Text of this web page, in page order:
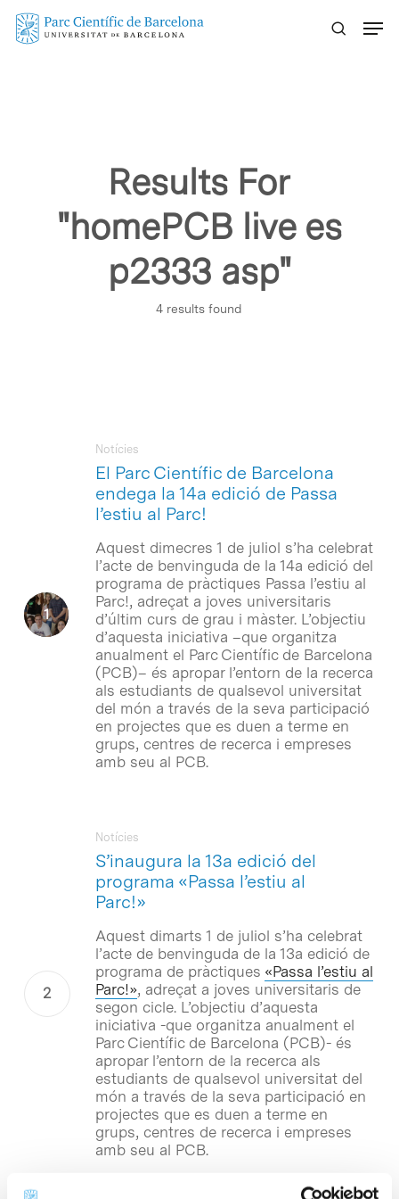
Skip
Results For
"homePCB live es
p2333 asp"
4 results found
El Parc Científic de Barcelona
endega la 14a edició de Passa
l’estiu al Parc!
Notícies
Aquest dimecres 1 de juliol s’ha celebrat
l’acte de benvinguda de la 14a edició del
programa de pràctiques Passa l’estiu al
Parc!, adreçat a joves universitaris
d’últim curs de grau i màster. L’objectiu
d’aquesta iniciativa –que organitza
anualment el Parc Científic de Barcelona
(PCB)– és apropar l’entorn de la recerca
als estudiants de qualsevol universitat
del món a través de la seva participació
en projectes que es duen a terme en
grups, centres de recerca i empreses
amb seu al PCB.
S’inaugura la 13a edició del
programa «Passa l’estiu al
Parc!»
Notícies
Aquest dimarts 1 de juliol s’ha celebrat
l’acte de benvinguda de la 13a edició de
programa de pràctiques «Passa l’estiu al
Parc!», adreçat a joves universitaris de
segon cicle. L’objectiu d’aquesta
iniciativa -que organitza anualment el
Parc Científic de Barcelona (PCB)- és
apropar l’entorn de la recerca als
estudiants de qualsevol universitat del
món a través de la seva participació en
projectes que es duen a terme en
grups, centres de recerca i empreses
amb seu al PCB.